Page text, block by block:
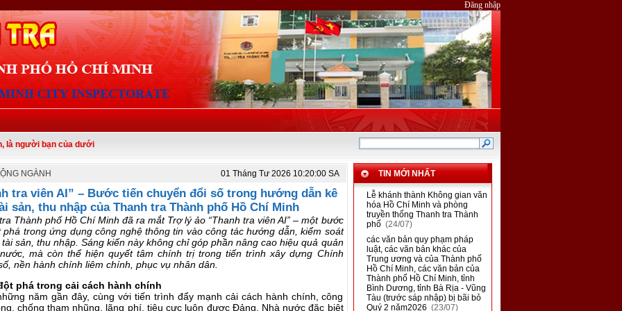
Đăng nhập
của dưới
NGÀNH 01 Tháng Tư 2026 10:20:00 SA
tra viên AI” – Bước tiến chuyển đổi số trong hướng dẫn kê
sản, thu nhập của Thanh tra Thành phố Hồ Chí Minh
Thành phố Hồ Chí Minh đã ra mắt Trợ lý ảo “Thanh tra viên AI” – một bước
phá trong ứng dụng công nghệ thông tin vào công tác hướng dẫn, kiểm soát
sản, thu nhập. Sáng kiến này không chỉ góp phần nâng cao hiệu quả quản
mà còn thể hiện quyết tâm chính trị trong tiến trình xây dựng Chính
nền hành chính liêm chính, phục vụ nhân dân.
phá trong cải cách hành chính
năm gần đây, cùng với tiến trình đẩy mạnh cải cách hành chính, công
chống tham nhũng, lãng phí, tiêu cực luôn được Đảng, Nhà nước đặc biệt
TIN MỚI NHẤT
Lễ khánh thành Không gian văn
hóa Hồ Chí Minh và phòng
truyền thống Thanh tra Thành
phố (24/07)
các văn bản quy phạm pháp
luật, các văn bản khác của
Trung ương và của Thành phố
Hồ Chí Minh, các văn bản của
Thành phố Hồ Chí Minh, tỉnh
Bình Dương, tỉnh Bà Rịa - Vũng
Tàu (trước sáp nhập) bị bãi bỏ
Quý 2 năm2026 (23/07)